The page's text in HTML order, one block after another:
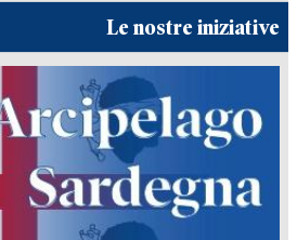
Le nostre iniziative